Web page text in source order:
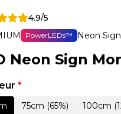
4.9/5
PowerLEDs™ Neon Sign
Neon Sign
*
75cm (65%) 100cm